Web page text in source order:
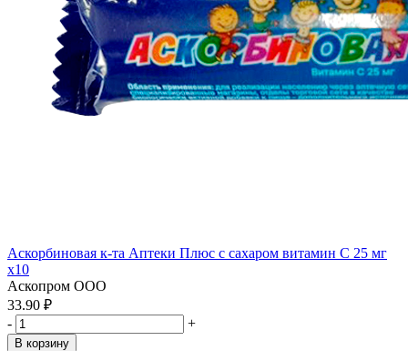
Аскорбиновая к-та Аптеки Плюс с сахаром витамин С 25 мг
x10
Аскопром ООО
33.90 ₽
-
+
В корзину